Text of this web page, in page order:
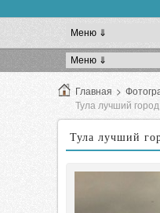
Главная >
Тула лучший
Тула лучший